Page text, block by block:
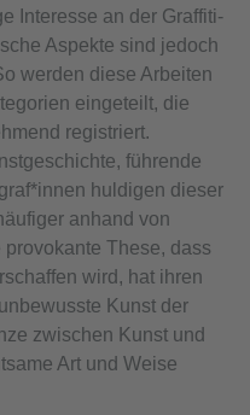
Interesse an der Graffiti-
Aspekte sind jedoch
werden diese Arbeiten
eingeteilt, die
registriert.
führende
huldigen dieser
anhand von
These, dass
wird, hat ihren
Kunst der
zwischen Kunst und
Art und Weise